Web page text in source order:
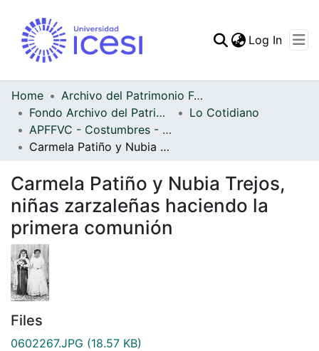
Statistics
Log In
Home
Archivo del Patrimonio Fotográfico y Fílmico del Valle del Cauca
Fondo Archivo del Patrimonio Fotográfico y Fílmico del Valle del Cauca
Lo Cotidiano
APFFVC - Costumbres - Patrimonial
Carmela Patiño y Nubia Trejos, niñas zarzaleñas haciendo la primera comunión
Carmela Patiño y Nubia Trejos,
niñas zarzaleñas haciendo la
primera comunión
Files
0602267.JPG (18.57 KB)